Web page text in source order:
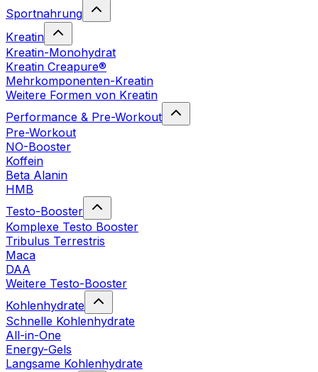
Sportnahrung
Kreatin
Kreatin-Monohydrat
Kreatin Creapure®
Mehrkomponenten-Kreatin
Weitere Formen von Kreatin
Performance & Pre-Workout
Pre-Workout
NO-Booster
Koffein
Beta Alanin
HMB
Testo-Booster
Komplexe Testo Booster
Tribulus Terrestris
Maca
DAA
Weitere Testo-Booster
Kohlenhydrate
Schnelle Kohlenhydrate
All-in-One
Energy-Gels
Langsame Kohlenhydrate